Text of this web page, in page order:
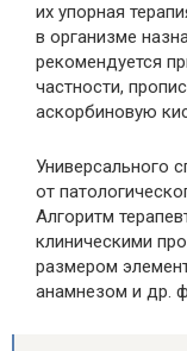
их упорная
в организме
рекомендуется
частности,
аскорбиновую
Универсального
от
Алгоритм
клиническими
размером
анамнезом и др.